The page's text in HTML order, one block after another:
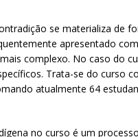
se materializa de
apresentado
complexo. No caso do
Trata-se do curso
atualmente 64
no curso é um